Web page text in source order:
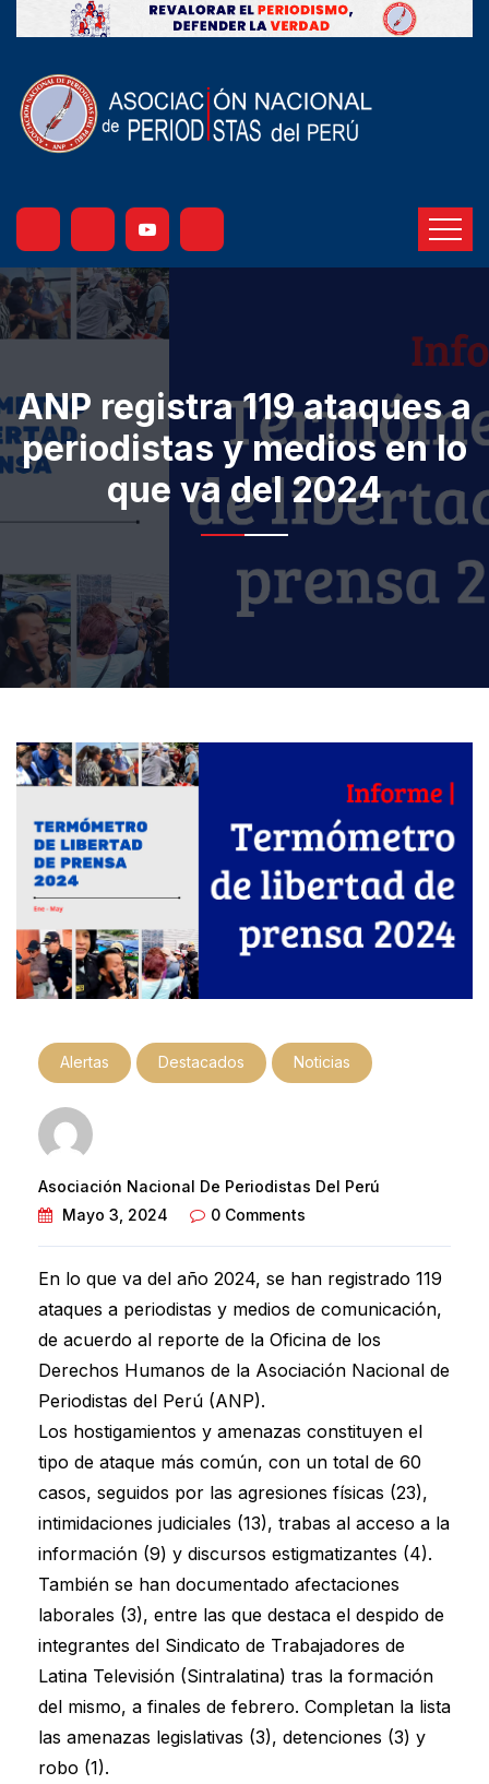
ANP registra 119 ataques a
periodistas y medios en lo
que va del 2024
Alertas Destacados Noticias
Asociación Nacional De Periodistas Del Perú
Mayo 3, 2024
0 Comments
En lo que va del año 2024, se han registrado 119
ataques a periodistas y medios de comunicación,
de acuerdo al reporte de la Oficina de los
Derechos Humanos de la Asociación Nacional de
Periodistas del Perú (ANP).
Los hostigamientos y amenazas constituyen el
tipo de ataque más común, con un total de 60
casos, seguidos por las agresiones físicas (23),
intimidaciones judiciales (13), trabas al acceso a la
información (9) y discursos estigmatizantes (4).
También se han documentado afectaciones
laborales (3), entre las que destaca el despido de
integrantes del Sindicato de Trabajadores de
Latina Televisión (Sintralatina) tras la formación
del mismo, a finales de febrero. Completan la lista
las amenazas legislativas (3), detenciones (3) y
robo (1).